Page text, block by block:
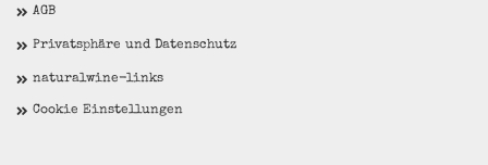
AGB
Privatsphäre und Datenschutz
naturalwine-links
Cookie Einstellungen